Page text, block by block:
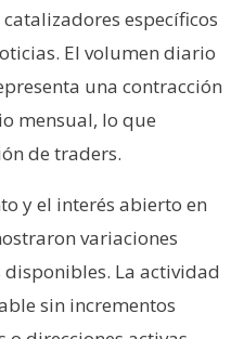
específicos
El volumen diario
una contracción
mensual, lo que
de traders.
y el interés abierto en
variaciones
La actividad
sin incrementos